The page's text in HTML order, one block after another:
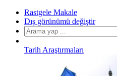
Rastgele Makale
Dış görünümü değiştir
Tarih Araştırmaları